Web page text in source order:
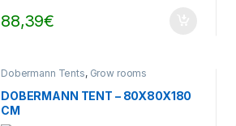
88,39€
Dobermann Tents, Grow rooms
DOBERMANN TENT – 80X80X180
CM